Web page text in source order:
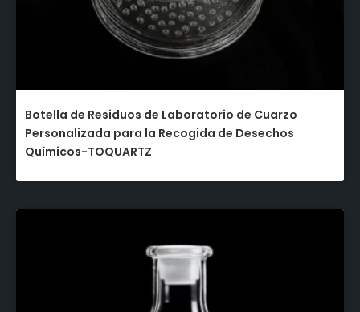
Botella de Residuos de Laboratorio de Cuarzo
Personalizada para la Recogida de Desechos
Químicos-TOQUARTZ